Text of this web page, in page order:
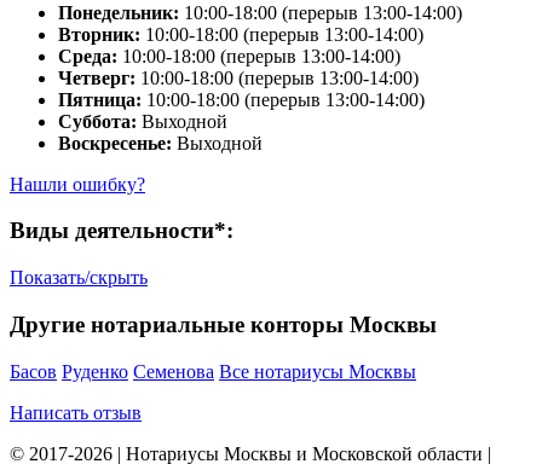
Понедельник: 10:00-18:00 (перерыв 13:00-14:00)
Вторник: 10:00-18:00 (перерыв 13:00-14:00)
Среда: 10:00-18:00 (перерыв 13:00-14:00)
Четверг: 10:00-18:00 (перерыв 13:00-14:00)
Пятница: 10:00-18:00 (перерыв 13:00-14:00)
Суббота: Выходной
Воскресенье: Выходной
Нашли ошибку?
Виды деятельности*:
Показать/скрыть
Другие нотариальные конторы Москвы
Басов Руденко Семенова Все нотариусы Москвы
Написать отзыв
© 2017-2026 | Нотариусы Москвы и Московской области |